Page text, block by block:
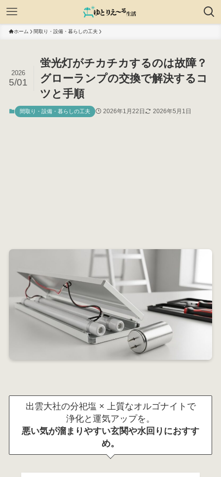
ホーム 間取り・設備・暮らしの工夫
蛍光灯がチカチカするのは故障？
グローランプの交換で解決するコ
ツと手順
2026
5/01
間取り・設備・暮らしの工夫 2026年1月22日 2026年5月1日
出雲大社の分祀塩 × 上質なオルゴナイトで
浄化と運気アップを。
悪い気が溜まりやすい玄関や水回りにおすす
め。